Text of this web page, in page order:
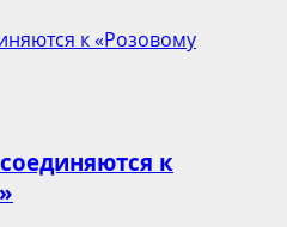
к «Розовому
к